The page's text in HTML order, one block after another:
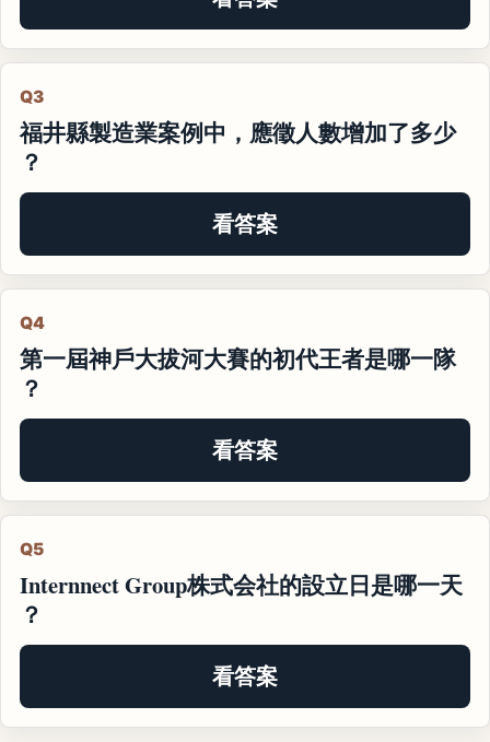
Q3
福井縣製造業案例中，應徵人數增加了多少
？
看答案
Q4
第一屆神戶大拔河大賽的初代王者是哪一隊
？
看答案
Q5
Internnect Group株式会社的設立日是哪一天
？
看答案